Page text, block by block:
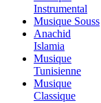
Instrumental
Musique Souss
Anachid
Islamia
Musique
Tunisienne
Musique
Classique